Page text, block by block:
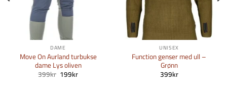
DAME
Move On Aurland turbukse
dame Lys oliven
399kr Opprinnelig
pris
199krNåværende
UNISEX
Function genser med ull –
Grønn
399kr